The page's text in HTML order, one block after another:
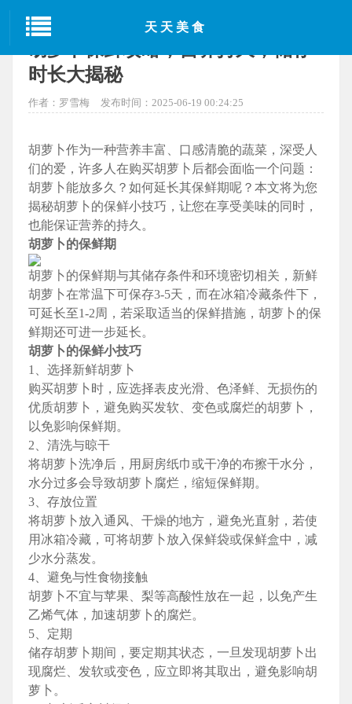
天天美食
当前位置：
时长大揭秘
作者：罗雪梅 发布时间：2025-06-19 00:24:25
胡萝卜作为一种营养丰富、口感清脆的蔬菜，深受人
们的爱，许多人在购买胡萝卜后都会面临一个问题：
胡萝卜能放多久？如何延长其保鲜期呢？本文将为您
揭秘胡萝卜的保鲜小技巧，让您在享受美味的同时，
也能保证营养的持久。
胡萝卜的保鲜期
胡萝卜的保鲜期与其储存条件和环境密切相关，新鲜
胡萝卜在常温下可保存3-5天，而在冰箱冷藏条件下，
可延长至1-2周，若采取适当的保鲜措施，胡萝卜的保
鲜期还可进一步延长。
胡萝卜的保鲜小技巧
1、选择新鲜胡萝卜
购买胡萝卜时，应选择表皮光滑、色泽鲜、无损伤的
优质胡萝卜，避免购买发软、变色或腐烂的胡萝卜，
以免影响保鲜期。
2、清洗与晾干
将胡萝卜洗净后，用厨房纸巾或干净的布擦干水分，
水分过多会导致胡萝卜腐烂，缩短保鲜期。
3、存放位置
将胡萝卜放入通风、干燥的地方，避免光直射，若使
用冰箱冷藏，可将胡萝卜放入保鲜袋或保鲜盒中，减
少水分蒸发。
4、避免与性食物接触
胡萝卜不宜与苹果、梨等高酸性放在一起，以免产生
乙烯气体，加速胡萝卜的腐烂。
5、定期
储存胡萝卜期间，要定期其状态，一旦发现胡萝卜出
现腐烂、发软或变色，应立即将其取出，避免影响胡
萝卜。